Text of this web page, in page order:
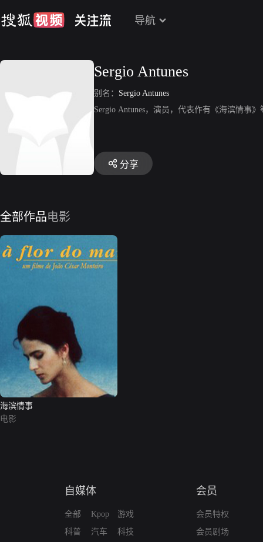
导航
Sergio Antunes
别名： Sergio Antunes
Sergio Antunes，演员，代表作有《海滨情事》
分享
全部作品电影
海滨情事
电影
自媒体
全部
科普
Kpop
汽车
游戏
科技
会员
会员特权
会员剧场